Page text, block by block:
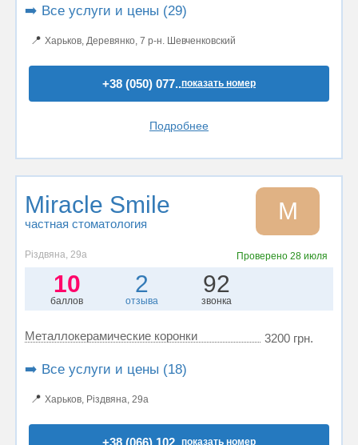
➡️ Все услуги и цены (29)
📍 Харьков, Деревянко, 7 р-н. Шевченковский
+38 (050) 077..показать номер
Подробнее
Miracle Smile
частная стоматология M
Різдвяна, 29а Проверено 28 июля
10
баллов
2
отзыва
92
звонка
Металлокерамические коронки 3200 грн.
➡️ Все услуги и цены (18)
📍 Харьков, Різдвяна, 29а
+38 (066) 102.. показать номер